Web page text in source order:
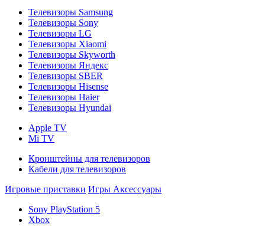
Телевизоры Samsung
Телевизоры Sony
Телевизоры LG
Телевизоры Xiaomi
Телевизоры Skyworth
Телевизоры Яндекс
Телевизоры SBER
Телевизоры Hisense
Телевизоры Haier
Телевизоры Hyundai
Apple TV
Mi TV
Кронштейны для телевизоров
Кабели для телевизоров
Игровые приставки Игры Аксессуары
Sony PlayStation 5
Xbox